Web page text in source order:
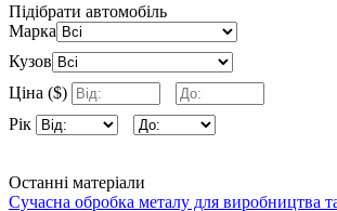
Підібрати автомобіль
Марка
Кузов
Ціна ($)
Рік
Останні матеріали
Сучасна обробка металу для виробництва